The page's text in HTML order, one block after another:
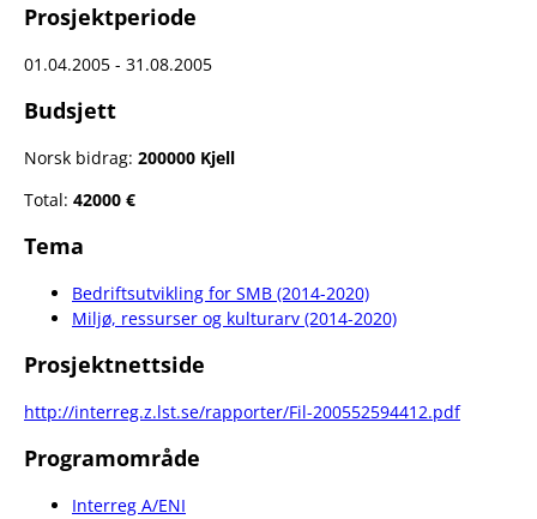
Prosjektperiode
01.04.2005 - 31.08.2005
Budsjett
Norsk bidrag: 200000 Kjell
Total: 42000 €
Tema
Bedriftsutvikling for SMB (2014-2020)
Miljø, ressurser og kulturarv (2014-2020)
Prosjektnettside
http://interreg.z.lst.se/rapporter/Fil-200552594412.pdf
Programområde
Interreg A/ENI